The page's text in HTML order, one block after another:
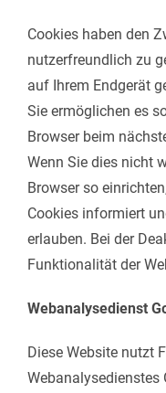
Cookies haben den
nutzerfreundlich zu
auf Ihrem Endgerät
Sie ermöglichen es
Browser beim
Wenn Sie dies nicht
Browser so
Cookies informiert
erlauben. Bei der
Funktionalität der
Webanalysedienst
Diese Website nutzt
Webanalysedienstes